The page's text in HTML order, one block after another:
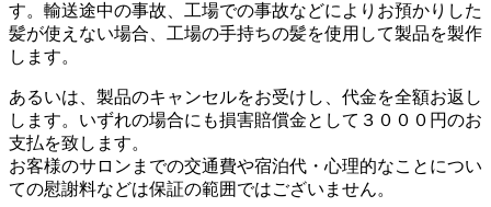
す。輸送途中の事故、工場での事故などによりお預かりした
髪が使えない場合、工場の手持ちの髪を使用して製品を製作
します。
あるいは、製品のキャンセルをお受けし、代金を全額お返し
します。いずれの場合にも損害賠償金として３０００円のお
支払を致します。
お客様のサロンまでの交通費や宿泊代・心理的なことについ
ての慰謝料などは保証の範囲ではございません。